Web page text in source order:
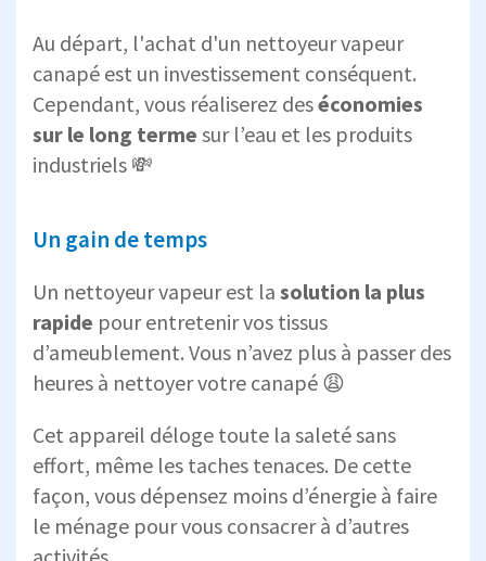
Au départ, l'achat d'un nettoyeur vapeur
canapé est un investissement conséquent.
Cependant, vous réaliserez deséconomies
sur le long terme sur l’eau et les produits
industriels 💸
Un gain de temps
Un nettoyeur vapeur est la solution la plus
rapide pour entretenir vos tissus
d’ameublement. Vous n’avez plus à passer des
heures à nettoyer votre canapé 😩
Cet appareil déloge toute la saleté sans
effort, même les taches tenaces. De cette
façon, vous dépensez moins d’énergie à faire
le ménage pour vous consacrer à d’autres